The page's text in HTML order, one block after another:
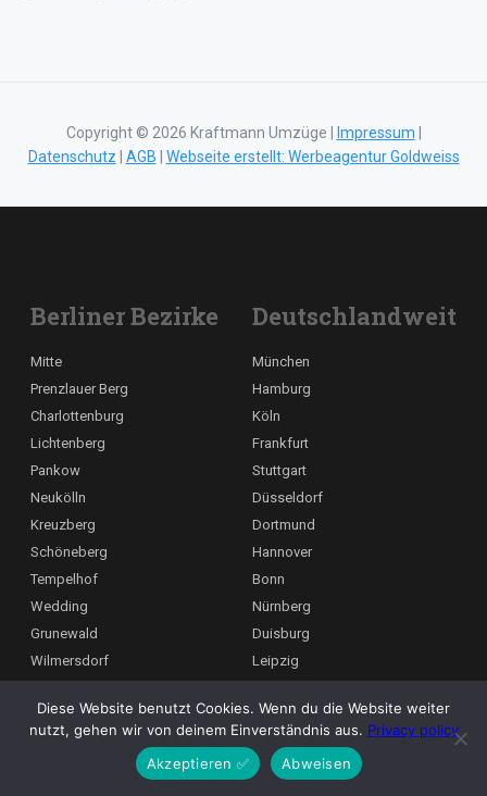
Copyright © 2026 Kraftmann Umzüge | Impressum
Datenschutz
AGB Webseite erstellt: Werbeagentur Goldweiss
Berliner Bezirke
Mitte
Prenzlauer Berg
Charlottenburg
Lichtenberg
Pankow
Neukölln
Kreuzberg
Schöneberg
Tempelhof
Wedding
Grunewald
Wilmersdorf
Zehlendorf
Köpenick
Deutschlandweit
München
Hamburg
Köln
Frankfurt
Stuttgart
Düsseldorf
Dortmund
Hannover
Bonn
Nürnberg
Duisburg
Leipzig
Bremen
Diese Website benutzt Cookies. Wenn du die Website weiter
nutzt, gehen wir von deinem Einverständnis aus. Privacy policy
Akzeptieren ✅
Abweisen
Deutsch